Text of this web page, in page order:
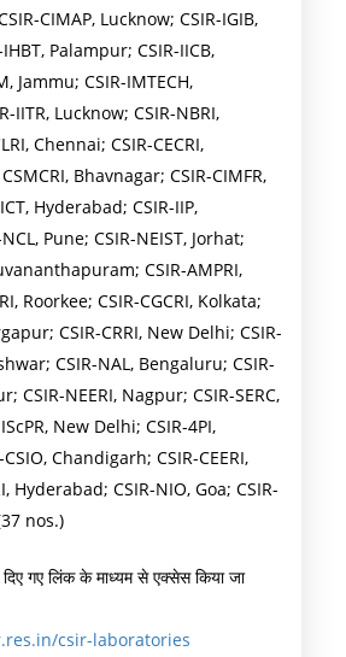
CIMAP, Lucknow; CSIR-IGIB,
Palampur; CSIR-IICB,
Jammu; CSIR-IMTECH,
IITR, Lucknow; CSIR-NBRI,
Chennai; CSIR-CECRI,
Bhavnagar; CSIR-CIMFR,
Hyderabad; CSIR-IIP,
Pune; CSIR-NEIST, Jorhat;
CSIR-AMPRI,
Roorkee; CSIR-CGCRI, Kolkata;
CSIR-CRRI, New Delhi; CSIR-
CSIR-NAL, Bengaluru; CSIR-
CSIR-NEERI, Nagpur; CSIR-SERC,
New Delhi; CSIR-4PI,
Chandigarh; CSIR-CEERI,
Hyderabad; CSIR-NIO, Goa; CSIR-
nos.)
गए लिंक के माध्यम से एक्सेस किया जा
csir-laboratories